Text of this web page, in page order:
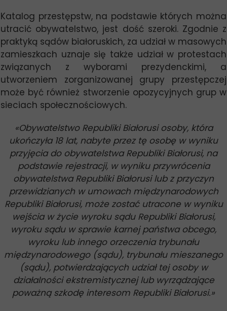
Katalog przestępstw, na podstawie których można
utracić obywatelstwo, jest dość szeroki. Zgodnie z
praktyką sądów białoruskich, za udział w masowych
zamieszkach uznaje się także udział w protestach
związanych z wyborami prezydenckimi, a
utworzeniem zorganizowanej grupy przestępczej
może być również stworzenie opozycyjnych grup w
sieciach społecznościowych.
«Obywatelstwo Republiki Białorusi osoby, która
ukończyła 18 lat, nabyte przez tę osobę w wyniku
przyjęcia do obywatelstwa Republiki Białorusi, na
podstawie rejestracji, w wyniku przywrócenia
obywatelstwa Republiki Białorusi lub z przyczyn
przewidzianych w umowach międzynarodowych
Republiki Białorusi, może zostać utracone w wyniku
wejścia w życie wyroku sądu Republiki Białorusi,
wyroku sądu w sprawie karnej państwa obcego,
wyroku lub innego orzeczenia trybunału
międzynarodowego (sądu), trybunału mieszanego
(sądu), potwierdzających udział tej osoby w
działalności ekstremistycznej lub wyrządzające
poważną szkodę interesom Republiki Białorusi.»